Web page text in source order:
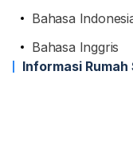
Bahasa
Bahasa Inggris
Informasi Rumah